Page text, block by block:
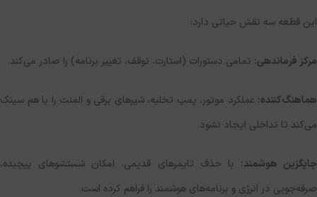
این قطعه سه نقش حیاتی دارد:
مرکز فرماندهی: تمامی دستورات (استارت، توقف، تغییر برنامه) را صادر می‌کند.
هماهنگ‌کننده: عملکرد موتور، پمپ تخلیه، شیرهای برقی و المنت را با هم سینک
می‌کند تا تداخلی ایجاد نشود.
جایگزین هوشمند: با حذف تایمرهای قدیمی، امکان شستشوهای پیچیده،
صرفه‌جویی در انرژی و برنامه‌های هوشمند را فراهم کرده است.